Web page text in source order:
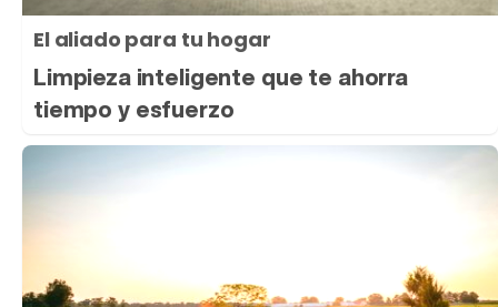
El aliado para tu hogar
Limpieza inteligente que te ahorra
tiempo y esfuerzo